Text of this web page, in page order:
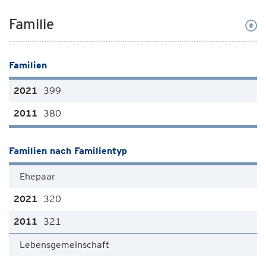
Familie
Familien
399
380
Familien nach Familientyp
Ehepaar
320
321
Lebensgemeinschaft